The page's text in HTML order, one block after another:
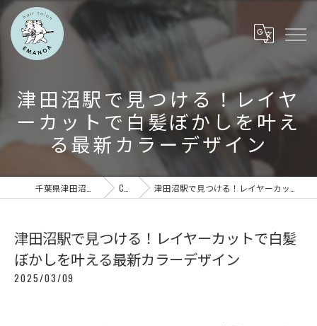
津田沼駅で見つける！レイヤ
ーカットで白髪ぼかしを叶え
る最新カラーデザイン
COLUMN 津田沼駅で見つける！レイヤーカットで白髪ぼかしを叶える最新カラーデザイン
津田沼駅で見つける！レイヤーカットで白髪
ぼかしを叶える最新カラーデザイン
2025/03/09